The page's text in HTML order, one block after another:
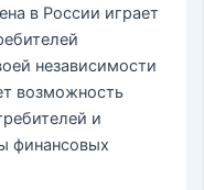
в России играет
независимости
возможность
и
финансовых